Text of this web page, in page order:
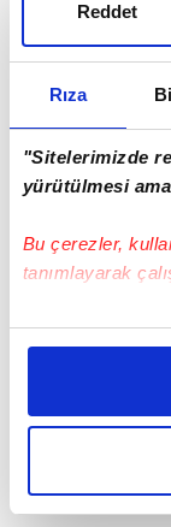
Rıza
"Sitelerimizde
yürütülmesi
Bu çerezler,
tanımlayarak
Bu çerezlere izin
daha iyi reklam
amacımızın
elimizden gelen
Reddet
Mustafa'nın
yapmaya itti?